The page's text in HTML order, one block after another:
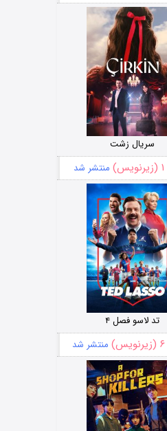
سریال زشت
۱ (زیرنویس) منتشر شد
تد لاسو فصل ۴
۶ (زیرنویس) منتشر شد